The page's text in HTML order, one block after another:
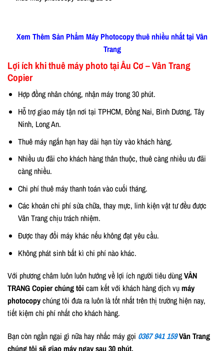
Xem Thêm Sản Phẩm Máy Photocopy thuê nhiều nhất tại Vân
Trang
Lợi ích khi thuê máy photo tại Âu Cơ – Vân Trang
Copier
Hợp đồng nhân chóng, nhận máy trong 30 phút.
Hỗ trợ giao máy tận nơi tại TPHCM, Đồng Nai, Bình Dương, Tây
Ninh, Long An.
Thuê máy ngắn hạn hay dài hạn tùy vào khách hàng.
Nhiều ưu đãi cho khách hàng thân thuộc, thuê càng nhiều ưu đãi
càng nhiều.
Chi phí thuê máy thanh toán vào cuối tháng.
Các khoản chi phí sửa chữa, thay mực, linh kiện vật tư đều được
Vân Trang chịu trách nhiệm.
Được thay đổi máy khác nếu không đạt yêu cầu.
Không phát sinh bất kì chi phí nào khác.
Với phương châm luôn luôn hướng về lợi ích người tiêu dùngVÂN
TRANG Copier chúng tôi cam kết với khách hàng dịch vụmáy
photocopychúng tôi đưa ra luôn là tốt nhất trên thị trường hiện nay,
tiết kiệm chi phí nhất cho khách hàng.
Bạn còn ngần ngại gì nữa hay nhấc máy gọi 0367 941 159Vân Trang
chúng tôi sẽ giao máy ngay sau 30 phút.